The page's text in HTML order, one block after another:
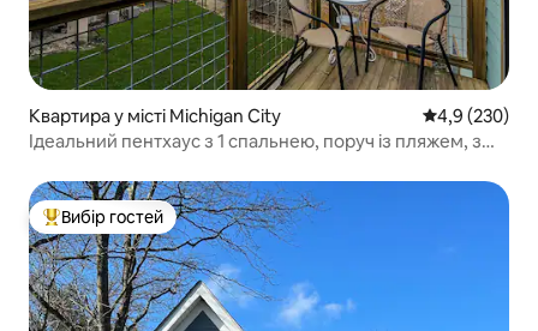
Квартира у місті Michigan City Середня
4,9 (230)
Ідеальний пентхаус з 1 спальнею, поруч із пляжем, з
Топ вибір гостей
Вибір гостей